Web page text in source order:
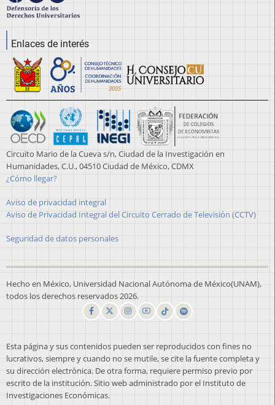
Enlaces de interés
Circuito Mario de la Cueva s/n, Ciudad de la Investigación en
Humanidades, C.U., 04510 Ciudad de México, CDMX
¿Cómo llegar?
Aviso de privacidad integral
Aviso de Privacidad Integral del Circuito Cerrado de Televisión (CCTV)
Seguridad de datos personales
Hecho en México, Universidad Nacional Autónoma de México(UNAM),
todos los derechos reservados 2026.
Esta página y sus contenidos pueden ser reproducidos con fines no
lucrativos, siempre y cuando no se mutile, se cite la fuente completa y
su dirección electrónica. De otra forma, requiere permiso previo por
escrito de la institución. Sitio web administrado por el Instituto de
Investigaciones Económicas.